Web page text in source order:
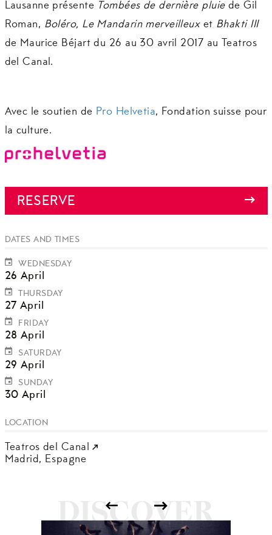
Lausanne présente Tombées de dernière pluiede Gil
Roman, Boléro, Le Mandarin merveilleuxet Bhakti III
de Maurice Béjart du 26 au 30 avril 2017 au Teatros
del Canal.
Avec le soutien de Pro Helvetia, Fondation suisse pour
la culture.
RESERVE
DATES AND TIMES
WEDNESDAY
26 April
THURSDAY
27 April
FRIDAY
28 April
SATURDAY
29 April
SUNDAY
30 April
LOCATION
Teatros del Canal
Madrid, Espagne